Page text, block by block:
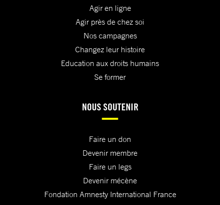
Agir en ligne
Agir près de chez soi
Nos campagnes
Changez leur histoire
Education aux droits humains
Se former
NOUS SOUTENIR
Faire un don
Devenir membre
Faire un legs
Devenir mécène
Fondation Amnesty International France